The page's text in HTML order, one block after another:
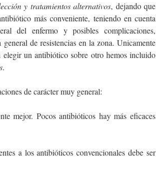
y tratamientos alternativos, dejando que
más conveniente, teniendo en cuenta
del enfermo y posibles complicaciones,
de resistencias en la zona. Unicamente
elegir un antibiótico sobre otro hemos incluido
.
de carácter muy general:
mejor. Pocos antibióticos hay más eficaces
a los antibióticos convencionales debe ser